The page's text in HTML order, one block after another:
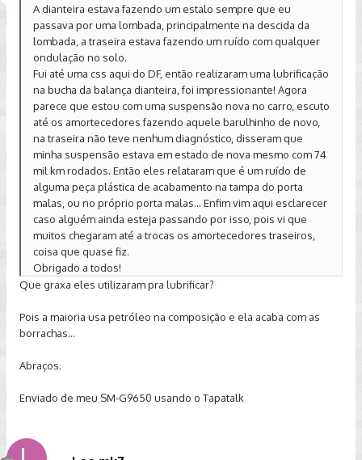
A dianteira estava fazendo um estalo sempre que eu
passava por uma lombada, principalmente na descida da
lombada, a traseira estava fazendo um ruído com qualquer
ondulação no solo.
Fui até uma css aqui do DF, então realizaram uma lubrificação
na bucha da balança dianteira, foi impressionante! Agora
parece que estou com uma suspensão nova no carro, escuto
até os amortecedores fazendo aquele barulhinho de novo,
na traseira não teve nenhum diagnóstico, disseram que
minha suspensão estava em estado de nova mesmo com 74
mil km rodados. Então eles relataram que é um ruído de
alguma peça plástica de acabamento na tampa do porta
malas, ou no próprio porta malas... Enfim vim aqui esclarecer
caso alguém ainda esteja passando por isso, pois vi que
muitos chegaram até a trocas os amortecedores traseiros,
coisa que quase fiz.
Obrigado a todos!
Que graxa eles utilizaram pra lubrificar?
Pois a maioria usa petróleo na composição e ela acaba com as
borrachas...
Abraços.
Enviado de meu SM-G9650 usando o Tapatalk